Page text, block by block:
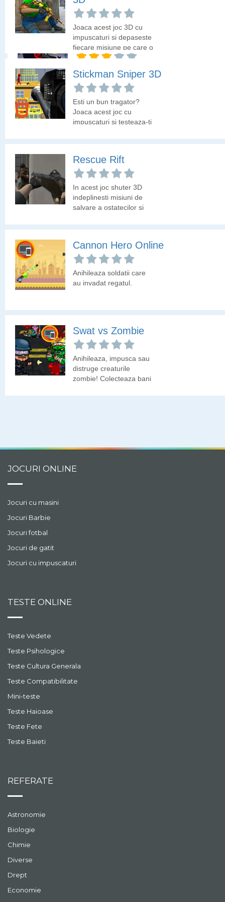
supravietuitorii.
Run Into Death
Esti pe un camp
incercand sa scapi de
creaturi zombie. Ai o
arma si multe
incarcatoare. Elimina cat
mai multi zombii
Joaca acest joc 3D cu
impuscaturi si depaseste
fiecare misiune pe care o
primesti.
Stickman Sniper 3D
Esti un bun tragator?
Joaca acest joc cu
impuscaturi si testeaza-ti
Rescue Rift
In acest joc shuter 3D
indeplinesti misiuni de
salvare a ostatecilor si
Cannon Hero Online
Anihileaza soldatii care
au invadat regatul.
Swat vs Zombie
Anihileaza, impusca sau
distruge creaturile
zombie! Colecteaza bani
JOCURI ONLINE
Jocuri cu masini
Jocuri Barbie
Jocuri fotbal
Jocuri de gatit
Jocuri cu impuscaturi
TESTE ONLINE
Teste Vedete
Teste Psihologice
Teste Cultura Generala
Teste Compatibilitate
Mini-teste
Teste Haioase
Teste Fete
Teste Baieti
REFERATE
Astronomie
Biologie
Chimie
Diverse
Drept
Economie